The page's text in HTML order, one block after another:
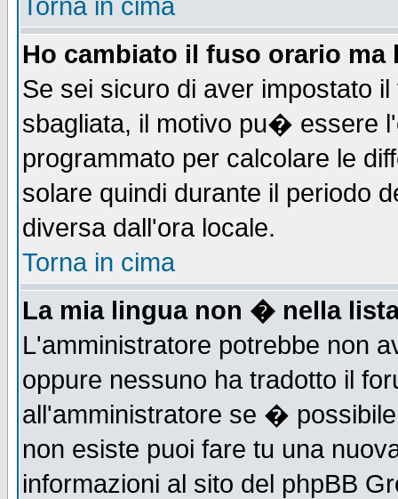
Torna in cima
Ho cambiato il fuso orario
Se sei sicuro di aver impostato
sbagliata, il motivo pu� essere
programmato per calcolare le
solare quindi durante il periodo
diversa dall'ora locale.
Torna in cima
La mia lingua non � nella
L'amministratore potrebbe non
oppure nessuno ha tradotto il
all'amministratore se �
non esiste puoi fare tu una
informazioni al sito del phpBB